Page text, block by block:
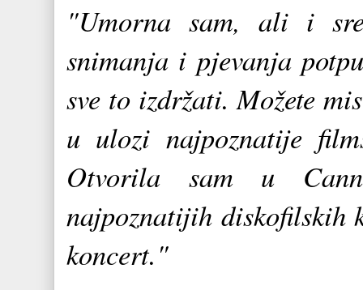
"Umorna sam, ali i
snimanja i pjevanja
sve to izdržati. Možete
u ulozi najpoznatije
Otvorila sam u
najpoznatijih diskofilskih
koncert."